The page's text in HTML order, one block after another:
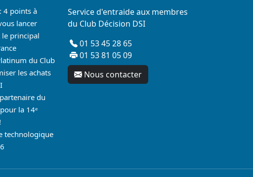
4 points à
lancer
le principal
du Club
les achats
du
la 14ᵉ
technologique
Service d'entraide aux membres
du Club Décision DSI
01 53 45 28 65
01 53 81 05 09
Nous contacter